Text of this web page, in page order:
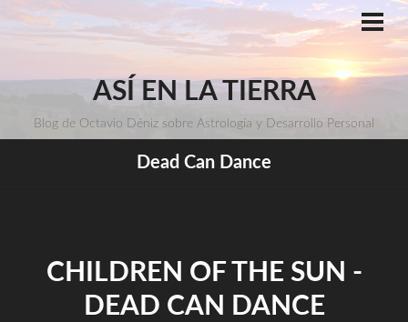
ASÍ EN LA TIERRA
Blog de Octavio Déniz sobre Astrología y Desarrollo Personal
Dead Can Dance
CHILDREN OF THE SUN -
DEAD CAN DANCE